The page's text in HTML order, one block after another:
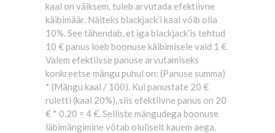
kaal on väiksem, tuleb arvutada efektiivne
käibimäär. Näiteks blackjack’i kaal võib olla
10%. See tähendab, et iga blackjack’is tehtud
10 € panus loeb boonuse käibimisele vaid 1 €.
Valem efektiivse panuse arvutamiseks
konkreetse mängu puhul on: (Panuse summa)
* (Mängu kaal / 100). Kui panustate 20 €
ruletti (kaal 20%), siis efektiivne panus on 20
€ * 0.20 = 4 €. Selliste mängudega boonuse
läbimängimine võtab oluliselt kauem aega.